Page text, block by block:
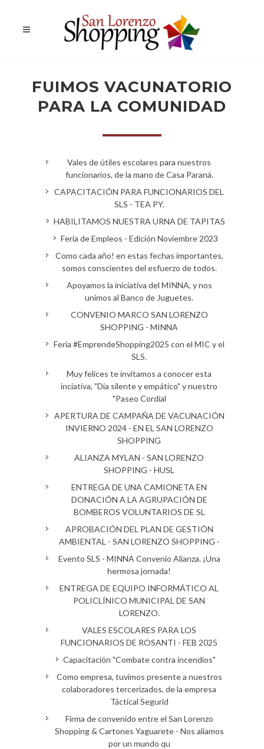
FUIMOS VACUNATORIO
PARA LA COMUNIDAD
Vales de útiles escolares para nuestros
funcionarios, de la mano de Casa Paraná.
CAPACITACIÓN PARA FUNCIONARIOS DEL
SLS - TEA PY.
HABILITAMOS NUESTRA URNA DE TAPITAS
Feria de Empleos - Edición Noviembre 2023
Como cada año! en estas fechas importantes,
somos conscientes del esfuerzo de todos.
Apoyamos la iniciativa del MINNA, y nos
unimos al Banco de Juguetes.
CONVENIO MARCO SAN LORENZO
SHOPPING - MINNA
Feria #EmprendeShopping2025 con el MIC y el
SLS.
Muy felices te invitamos a conocer esta
inciativa, "Día silente y empático" y nuestro
"Paseo Cordial
APERTURA DE CAMPAÑA DE VACUNACIÓN
INVIERNO 2024 - EN EL SAN LORENZO
SHOPPING
ALIANZA MYLAN - SAN LORENZO
SHOPPING - HUSL
ENTREGA DE UNA CAMIONETA EN
DONACIÓN A LA AGRUPACIÓN DE
BOMBEROS VOLUNTARIOS DE SL
APROBACIÓN DEL PLAN DE GESTIÓN
AMBIENTAL - SAN LORENZO SHOPPING -
Evento SLS - MINNA Convenio Alianza. ¡Una
hermosa jornada!
ENTREGA DE EQUIPO INFORMÁTICO AL
POLICLÍNICO MUNICIPAL DE SAN
LORENZO.
VALES ESCOLARES PARA LOS
FUNCIONARIOS DE ROSANTI - FEB 2025
Capacitación "Combate contra incendios"
Como empresa, tuvimos presente a nuestros
colaboradores tercerizados, de la empresa
Táctical Segurid
Firma de convenido entre el San Lorenzo
Shopping & Cartones Yaguarete - Nos aliamos
por un mundo qu